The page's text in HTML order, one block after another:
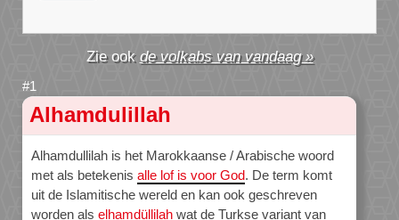
de volkabs van vandaag »
Alhamdulillah
Alhamdullilah is het Marokkaanse / Arabische woord
met als betekenis alle lof is voor God. De term komt
uit de Islamitische wereld en kan ook geschreven
worden als elhamdüllilah wat de Turkse variant van